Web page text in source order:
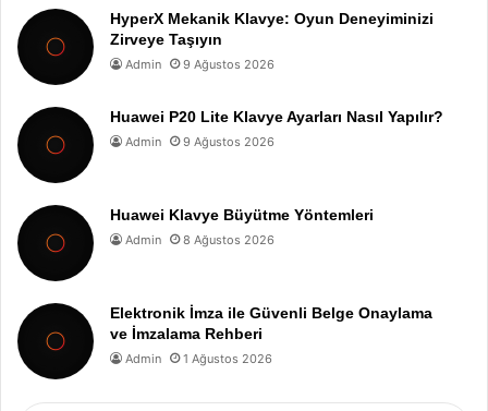
HyperX Mekanik Klavye: Oyun Deneyiminizi
Zirveye Taşıyın
Admin 9 Ağustos 2026
Huawei P20 Lite Klavye Ayarları Nasıl Yapılır?
Admin 9 Ağustos 2026
Huawei Klavye Büyütme Yöntemleri
Admin 8 Ağustos 2026
Elektronik İmza ile Güvenli Belge Onaylama
ve İmzalama Rehberi
Admin 1 Ağustos 2026